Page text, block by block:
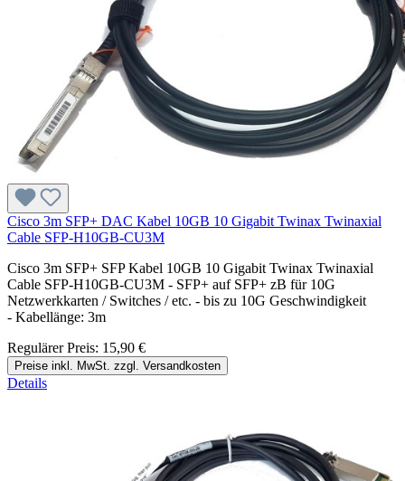
Cisco 3m SFP+ DAC Kabel 10GB 10 Gigabit Twinax Twinaxial
Cable SFP-H10GB-CU3M
Cisco 3m SFP+ SFP Kabel 10GB 10 Gigabit Twinax Twinaxial
Cable SFP-H10GB-CU3M - SFP+ auf SFP+ zB für 10G
Netzwerkkarten / Switches / etc. - bis zu 10G Geschwindigkeit
- Kabellänge: 3m
Regulärer Preis: 15,90 €
Preise inkl. MwSt. zzgl. Versandkosten
Details